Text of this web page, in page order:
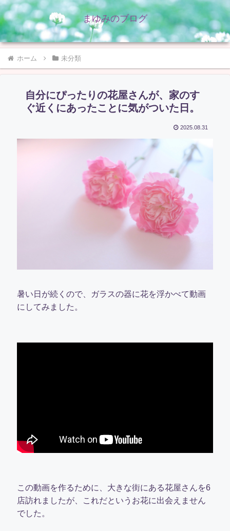
まゆみのブログ
ホーム 未分類
自分にぴったりの花屋さんが、家のす
ぐ近くにあったことに気がついた日。
2025.08.31
暑い日が続くので、ガラスの器に花を浮かべて動画
にしてみました。
この動画を作るために、大きな街にある花屋さんを6
店訪れましたが、これだというお花に出会えません
でした。